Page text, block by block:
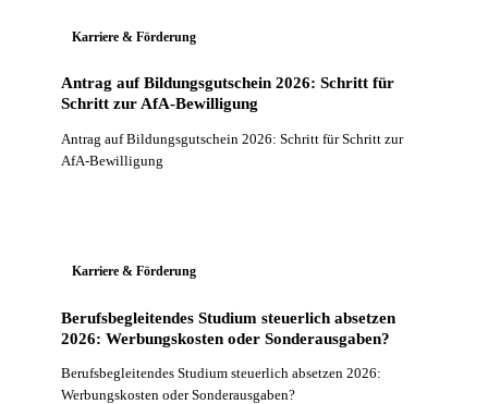
Karriere & Förderung
Antrag auf Bildungsgutschein 2026: Schritt für
Schritt zur AfA-Bewilligung
Antrag auf Bildungsgutschein 2026: Schritt für Schritt zur
AfA-Bewilligung
Karriere & Förderung
Berufsbegleitendes Studium steuerlich absetzen
2026: Werbungskosten oder Sonderausgaben?
Berufsbegleitendes Studium steuerlich absetzen 2026:
Werbungskosten oder Sonderausgaben?